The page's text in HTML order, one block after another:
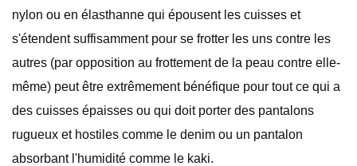
nylon ou en élasthanne qui épousent les cuisses et
s'étendent suffisamment pour se frotter les uns contre les
autres (par opposition au frottement de la peau contre elle-
même) peut être extrêmement bénéfique pour tout ce qui a
des cuisses épaisses ou qui doit porter des pantalons
rugueux et hostiles comme le denim ou un pantalon
absorbant l'humidité comme le kaki.